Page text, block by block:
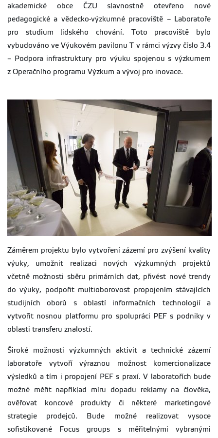
akademické obce ČZU slavnostně otevřeno nové
pedagogické a vědecko-výzkumné pracoviště – Laboratoře
pro studium lidského chování. Toto pracoviště bylo
vybudováno ve Výukovém pavilonu T v rámci výzvy číslo 3.4
– Podpora infrastruktury pro výuku spojenou s výzkumem
z Operačního programu Výzkum a vývoj pro inovace.
Záměrem projektu bylo vytvoření zázemí pro zvýšení kvality
výuky, umožnit realizaci nových výzkumných projektů
včetně možnosti sběru primárních dat, přivést nové trendy
do výuky, podpořit multioborovost propojením stávajících
studijních oborů s oblastí informačních technologií a
vytvořit nosnou platformu pro spolupráci PEF s podniky v
oblasti transferu znalostí.
Široké možnosti výzkumných aktivit a technické zázemí
laboratoře vytvoří výraznou možnost komercionalizace
výsledků a tím i propojení PEF s praxí. V laboratořích bude
možné měřit například míru dopadu reklamy na člověka,
ověřovat koncové produkty či některé marketingové
strategie prodejců. Bude možné realizovat vysoce
sofistikované Focus groups s měřitelnými vybranými